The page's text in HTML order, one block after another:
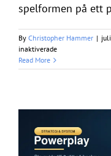
spelformen på ett
By Christopher Hammer |
inaktiveradeför
–
fotbollsspel
Read More